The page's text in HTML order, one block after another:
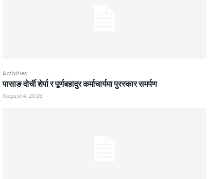
Activities
पासाङ दोर्ची शेर्पा र पूर्णबहादुर कर्माचार्यमा पुरस्कार समर्पण
August 4, 2026